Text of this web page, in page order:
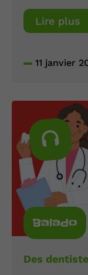
Lire plus
11 janvier
Balado
Des